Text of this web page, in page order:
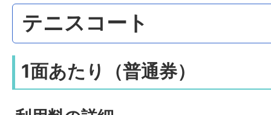
テニスコート
1面あたり（普通券）